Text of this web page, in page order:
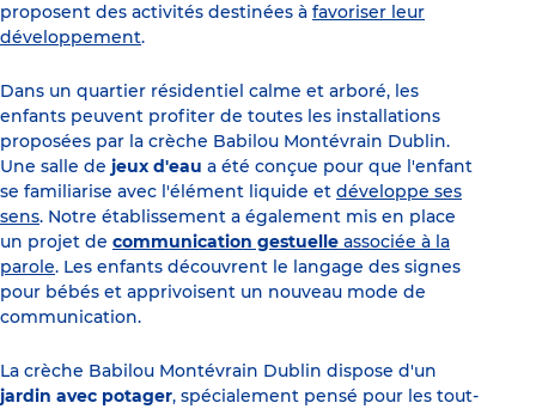
proposent des activités destinées à favoriser leur
développement.
Dans un quartier résidentiel calme et arboré, les
enfants peuvent profiter de toutes les installations
proposées par la crèche Babilou Montévrain Dublin.
Une salle de jeux d'eau a été conçue pour que l'enfant
se familiarise avec l'élément liquide et développe ses
sens. Notre établissement a également mis en place
un projet de communication gestuelle associée à la
parole. Les enfants découvrent le langage des signes
pour bébés et apprivoisent un nouveau mode de
communication.
La crèche Babilou Montévrain Dublin dispose d'un
jardin avec potager, spécialement pensé pour les tout-